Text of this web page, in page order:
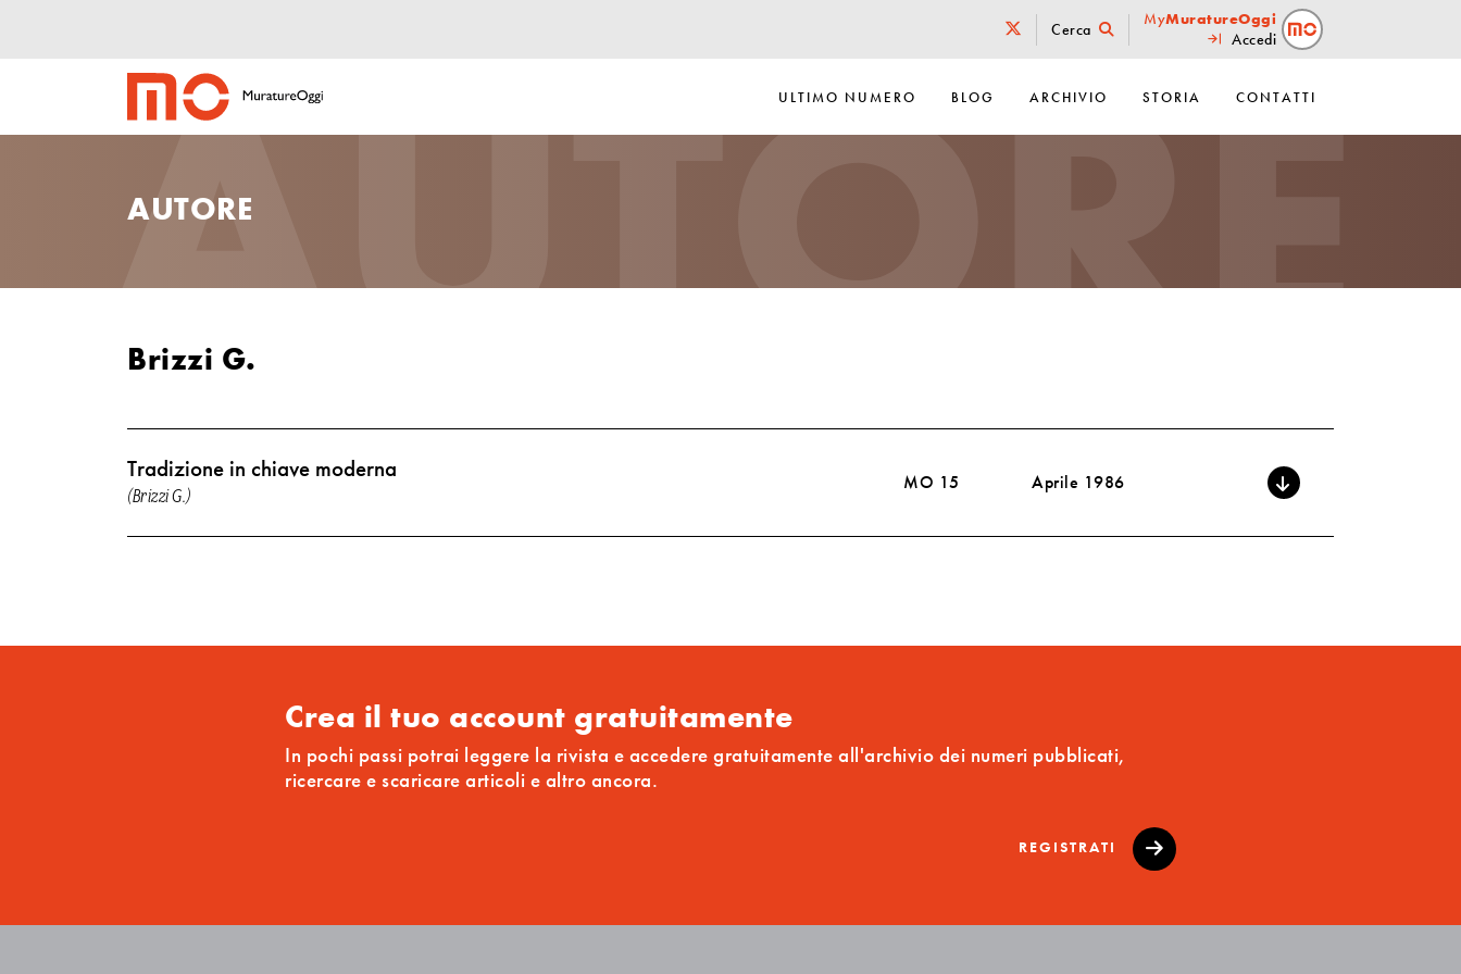
Cerca
MyMuratureOggi
Accedi
ULTIMO NUMERO BLOG ARCHIVIO STORIA CONTATTI
AUTORE
AUTORE
Brizzi G.
Tradizione in chiave moderna
(Brizzi G.)
MO 15 Aprile 1986
Crea il tuo account gratuitamente
In pochi passi potrai leggere la rivista e accedere gratuitamente all'archivio dei numeri pubblicati,
ricercare e scaricare articoli e altro ancora.
REGISTRATI